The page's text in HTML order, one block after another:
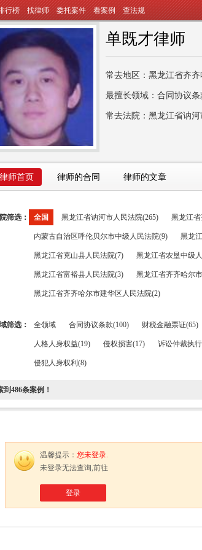
行榜 找律师 委托案件 看案例 查法规
单既才律师
常去地区：黑龙江省齐
最擅长领域：合同协议条
常去法院：黑龙江省讷
律师首页 律师的合同 律师的文章
筛选： 全国 黑龙江省讷河市人民法院(265) 黑龙江
内蒙古自治区呼伦贝尔市中级人民法院(9) 黑龙
黑龙江省克山县人民法院(7) 黑龙江省农垦中级
黑龙江省富裕县人民法院(3) 黑龙江省齐齐哈尔
黑龙江省齐齐哈尔市建华区人民法院(2)
筛选： 全领域 合同协议条款(100) 财税金融票证(65)
人格人身权益(19) 侵权损害(17) 诉讼仲裁执
侵犯人身权利(8)
到486条案例！
温馨提示： 您未登录.
未登录无法查询,前往
登录